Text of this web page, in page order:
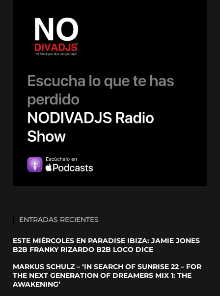
ENTRADAS RECIENTES
ESTE MIÉRCOLES EN PARADISE IBIZA: JAMIE JONES
B2B FRANKY RIZARDO B2B LOCO DICE
MARKUS SCHULZ – ‘IN SEARCH OF SUNRISE 22 – FOR
THE NEXT GENERATION OF DREAMERS MIX 1: THE
AWAKENING’